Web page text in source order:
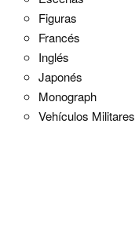
Figuras
Francés
Inglés
Japonés
Monograph
Vehículos Militares